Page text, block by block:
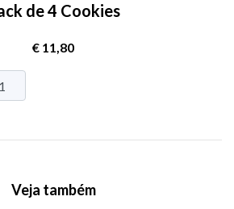
de 4 Cookies
€ 11,80
Veja também